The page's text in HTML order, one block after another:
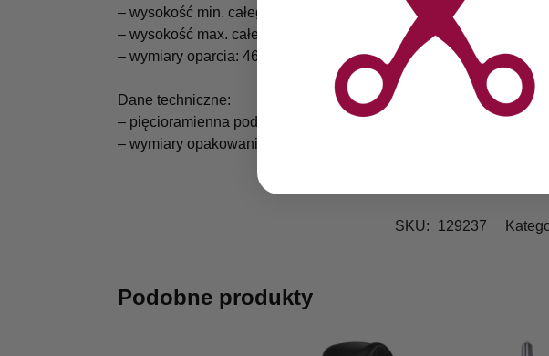
– wysokość min. całego taboretu: 79 cm
– wysokość max. całego taboretu: 93 cm
– wymiary oparcia: 46 x 22 cm
Dane techniczne:
– pięcioramienna podstawa z gumowanymi kółkami
– wymiary opakowania 61 x 50 x 35 cm
SKU: 129237
Podobne produkty